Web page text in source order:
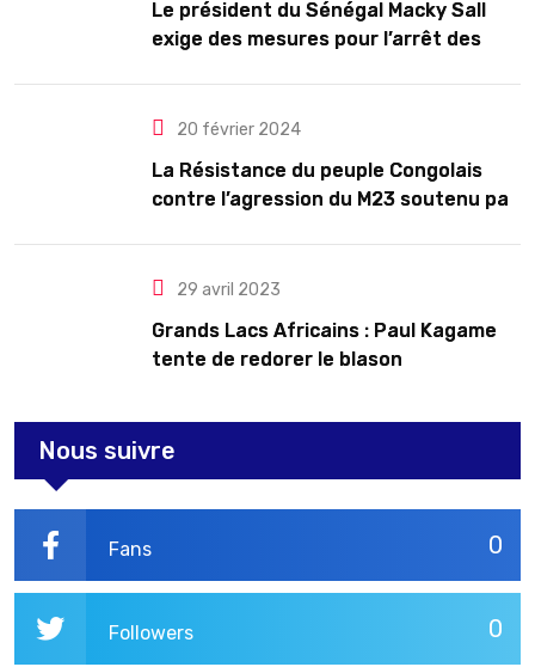
Le président du Sénégal Macky Sall
exige des mesures pour l’arrêt des
20 février 2024
La Résistance du peuple Congolais
contre l’agression du M23 soutenu par
29 avril 2023
Grands Lacs Africains : Paul Kagame
tente de redorer le blason
Nous suivre
0
Fans
0
Followers